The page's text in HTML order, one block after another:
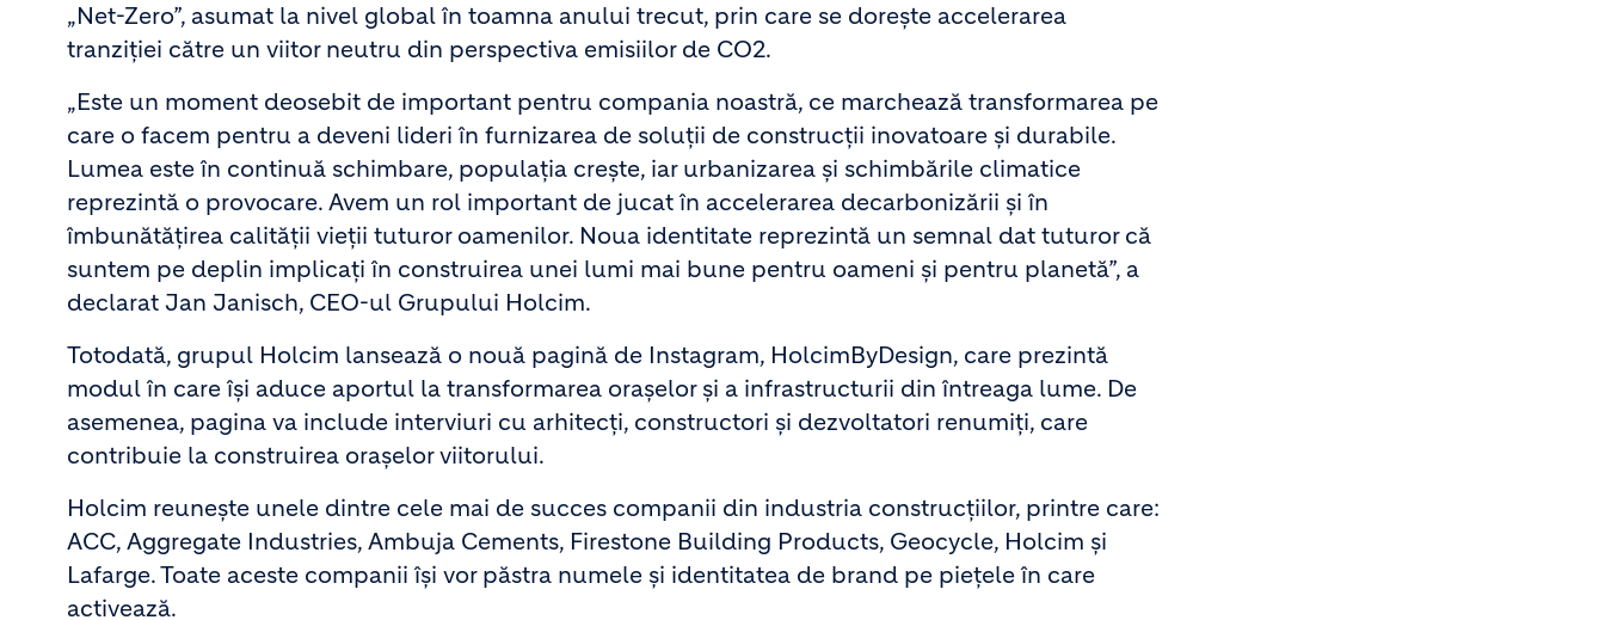
„Net-Zero”, asumat la nivel global în toamna anului trecut, prin care se dorește accelerarea
tranziției către un viitor neutru din perspectiva emisiilor de CO2.
„Este un moment deosebit de important pentru compania noastră, ce marchează transformarea pe
care o facem pentru a deveni lideri în furnizarea de soluții de construcții inovatoare și durabile.
Lumea este în continuă schimbare, populația crește, iar urbanizarea și schimbările climatice
reprezintă o provocare. Avem un rol important de jucat în accelerarea decarbonizării și în
îmbunătățirea calității vieții tuturor oamenilor. Noua identitate reprezintă un semnal dat tuturor că
suntem pe deplin implicați în construirea unei lumi mai bune pentru oameni și pentru planetă”, a
declarat Jan Janisch, CEO-ul Grupului Holcim.
Totodată, grupul Holcim lansează o nouă pagină de Instagram, HolcimByDesign, care prezintă
modul în care își aduce aportul la transformarea orașelor și a infrastructurii din întreaga lume. De
asemenea, pagina va include interviuri cu arhitecți, constructori și dezvoltatori renumiți, care
contribuie la construirea orașelor viitorului.
Holcim reunește unele dintre cele mai de succes companii din industria construcțiilor, printre care:
ACC, Aggregate Industries, Ambuja Cements, Firestone Building Products, Geocycle, Holcim și
Lafarge. Toate aceste companii își vor păstra numele și identitatea de brand pe piețele în care
activează.